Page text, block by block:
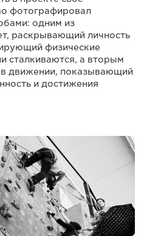
фотографировал
одним из
раскрывающий личность
физические
сталкиваются, а вторым
движении, показывающий
и достижения